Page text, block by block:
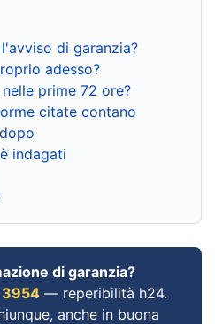
di garanzia?
adesso?
prime 72 ore?
citate contano
indagati
di garanzia?
— reperibilità h24.
anche in buona